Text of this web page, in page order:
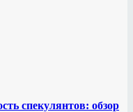
спекулянтов: обзор